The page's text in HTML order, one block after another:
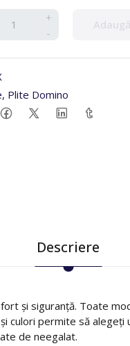
+
-
, Plite Domino
Descriere
și siguranță. Toate
culori permite să
de neegalat.